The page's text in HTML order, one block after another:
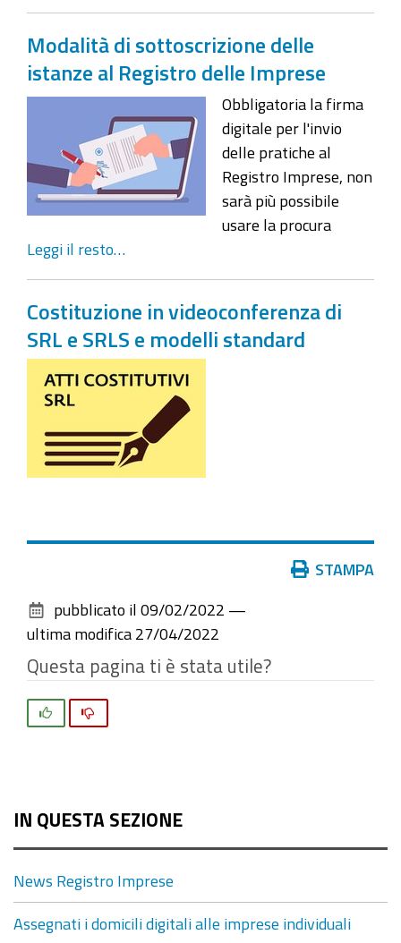
Modalità di sottoscrizione delle
istanze al Registro delle Imprese
Obbligatoria la firma
digitale per l'invio
delle pratiche al
Registro Imprese, non
sarà più possibile
usare la procura
Leggi il resto…
Costituzione in videoconferenza di
SRL e SRLS e modelli standard
documento
STAMPA
pubblicato il 09/02/2022 —
ultima modifica 27/04/2022
Questa pagina ti è stata utile?
IN QUESTA SEZIONE
News Registro Imprese
Assegnati i domicili digitali alle imprese individuali